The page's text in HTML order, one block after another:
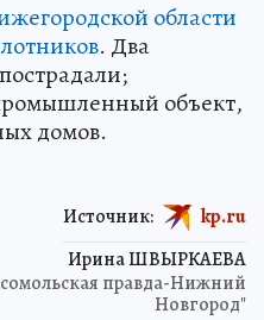
области
. Два
объект,
домов.
Ирина ШВЫРКАЕВА
правда-Нижний
Новгород"
Источник: kp.ru